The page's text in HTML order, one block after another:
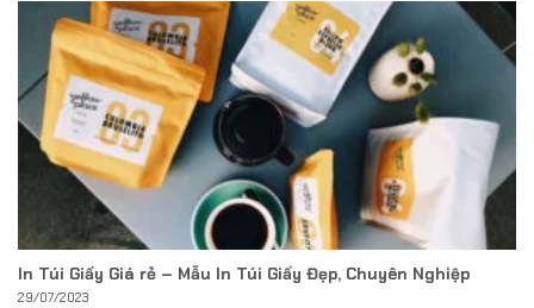
In Túi Giấy Giá rẻ – Mẫu In Túi Giấy Đẹp, Chuyên Nghiệp
29/07/2023